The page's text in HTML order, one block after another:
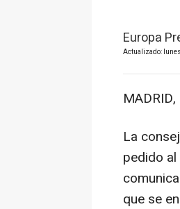
Europa
Actualizado:
La
pedido
que se